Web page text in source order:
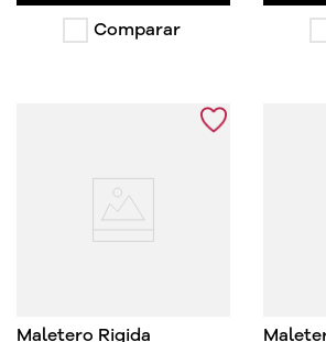
Comparar
Maletero Rigida